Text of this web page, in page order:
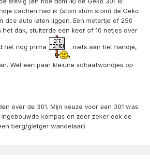
cachen had ik (stom stom stom) de Geko
dce auto laten liggen. Een metertje of 250
het dak, stuiterde een keer of 10 netjes over
het nog prima niets aan het handje,
Wel een paar kleiune schaafwondjes op
over de 301. Mijn keuze voor een 301 was
kompas en zeer zeker ook de
berg/gletger wandelaar).